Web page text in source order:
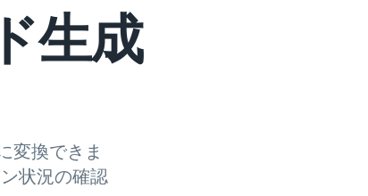
生成
変換できま
状況の確認